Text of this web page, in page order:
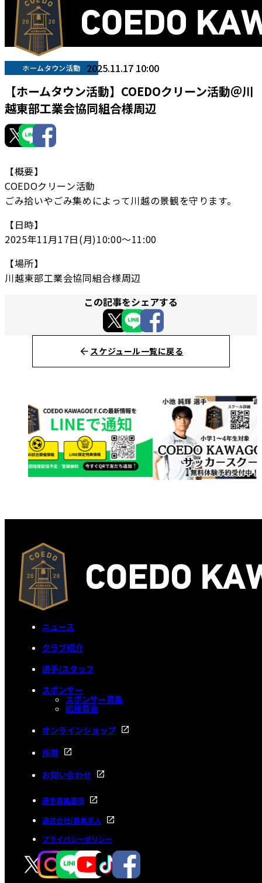
ホームタウン活動 2025.11.17 10:00
【ホームタウン活動】COEDOクリーン活動＠川
越東部工業会協同組合様周辺
【概要】
COEDOクリーン活動
ごみ拾いやごみ集めによって川越の景観を守ります。
【日時】
2025年11月17日(月)10:00〜11:00
【場所】
川越東部工業会協同組合様周辺
この記事をシェアする
スケジュール一覧に戻る
ニュース
クラブ紹介
選手/スタッフ
スポンサー
スポンサー募集
応援募金
オンラインショップ
採用
お問い合わせ
選手募集要項
運営会社/募集求人
プライバシーポリシー